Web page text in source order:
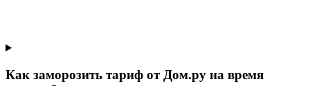
Как заморозить тариф от Дом.ру на время